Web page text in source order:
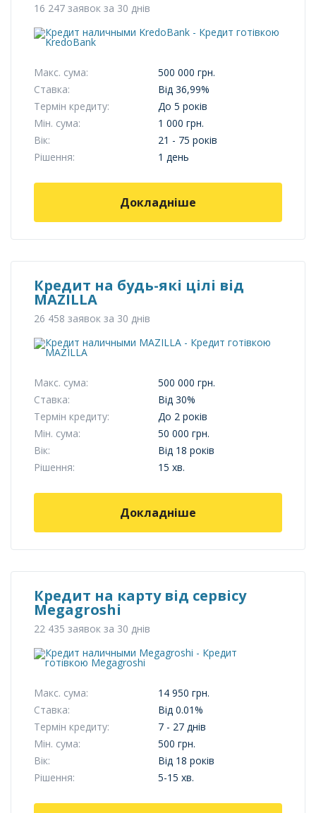
16 247 заявок за 30 днів
Макс. сума:
500 000 грн.
Ставка:
Від 36,99%
Термін кредиту:
До 5 років
Мін. сума:
1 000 грн.
Вік:
21 - 75 років
Рішення:
1 день
Докладніше
Кредит на будь-які цілі від
MAZILLA
26 458 заявок за 30 днів
Макс. сума:
500 000 грн.
Ставка:
Від 30%
Термін кредиту:
До 2 років
Мін. сума:
50 000 грн.
Вік:
Від 18 років
Рішення:
15 хв.
Докладніше
Кредит на карту від сервісу
Megagroshi
22 435 заявок за 30 днів
Макс. сума:
14 950 грн.
Ставка:
Від 0.01%
Термін кредиту:
7 - 27 днів
Мін. сума:
500 грн.
Вік:
Від 18 років
Рішення:
5-15 хв.